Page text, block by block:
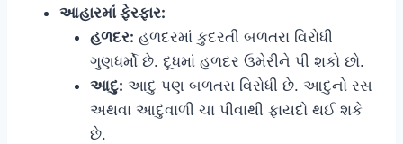
આહારમાં ફેરફાર:
હળદર: હળદરમાં કુદરતી બળતરા વિરોધી
ગુણધર્મો છે. દૂધમાં હળદર ઉમેરીને પી શકો છો.
આદુ: આદુ પણ બળતરા વિરોધી છે. આદુનો રસ
અથવા આદુવાળી ચા પીવાથી ફાયદો થઈ શકે
છે.